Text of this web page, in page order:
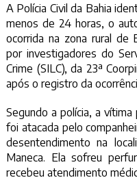
A Polícia Civil da Bahia
menos de 24 horas, o
ocorrida na zona rural de
por investigadores do
Crime (SILC), da 23ª
após o registro da
Segundo a polícia, a
foi atacada pelo
desentendimento na
Maneca. Ela sofreu
recebeu atendimento